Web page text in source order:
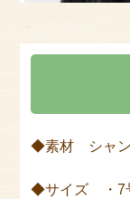
◆素材 シャン
◆サイズ ・